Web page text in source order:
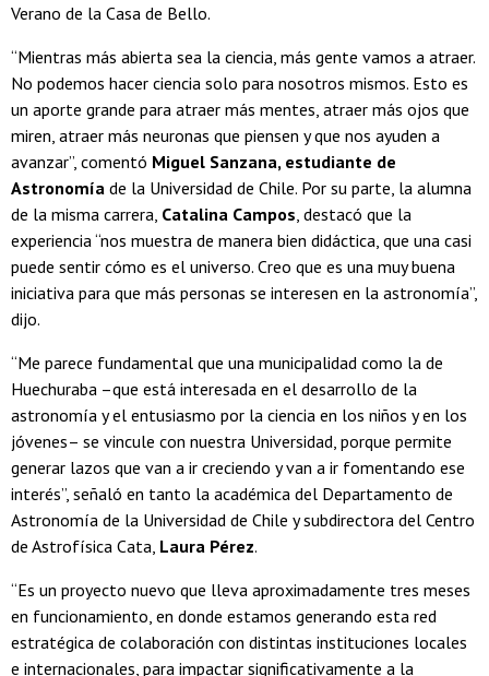
Verano de la Casa de Bello.
“Mientras más abierta sea la ciencia, más gente vamos a atraer.
No podemos hacer ciencia solo para nosotros mismos. Esto es
un aporte grande para atraer más mentes, atraer más ojos que
miren, atraer más neuronas que piensen y que nos ayuden a
avanzar”, comentó Miguel Sanzana, estudiante de
Astronomía de la Universidad de Chile. Por su parte, la alumna
de la misma carrera, Catalina Campos, destacó que la
experiencia “nos muestra de manera bien didáctica, que una casi
puede sentir cómo es el universo. Creo que es una muy buena
iniciativa para que más personas se interesen en la astronomía”,
dijo.
“Me parece fundamental que una municipalidad como la de
Huechuraba –que está interesada en el desarrollo de la
astronomía y el entusiasmo por la ciencia en los niños y en los
jóvenes– se vincule con nuestra Universidad, porque permite
generar lazos que van a ir creciendo y van a ir fomentando ese
interés”, señaló en tanto la académica del Departamento de
Astronomía de la Universidad de Chile y subdirectora del Centro
de Astrofísica Cata, Laura Pérez.
“Es un proyecto nuevo que lleva aproximadamente tres meses
en funcionamiento, en donde estamos generando esta red
estratégica de colaboración con distintas instituciones locales
e internacionales, para impactar significativamente a la